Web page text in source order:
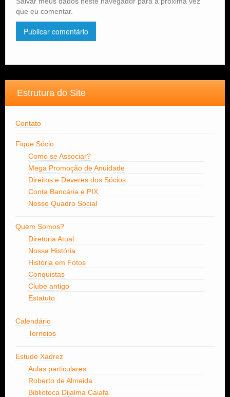
que eu comentar.
Estrutura do Site
Contato
Fique Sócio
Como se Associar?
Mega Promoção de Anuidade
Direitos e Deveres dos Sócios
Conta Bancária e PIX
Nosso Quadro Social
Quem Somos?
Diretoria Atual
Nossa História
História em Fotos
Conquistas
Clube antigo
Estatuto
Calendário
Torneios
Estude Xadrez
Aulas particulares
Roberto de Almeida
Biblioteca Dijalma Caiafa